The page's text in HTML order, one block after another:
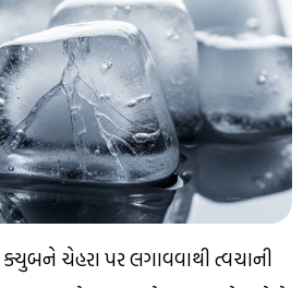
ચેહરા પર લગાવવાથી ત્વચાની